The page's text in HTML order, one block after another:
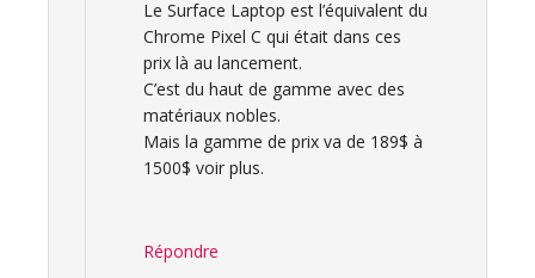
Le Surface Laptop est l’équivalent du
Chrome Pixel C qui était dans ces
prix là au lancement.
C’est du haut de gamme avec des
matériaux nobles.
Mais la gamme de prix va de 189$ à
1500$ voir plus.
Répondre